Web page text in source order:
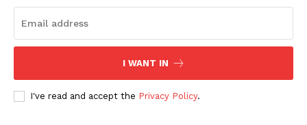
I WANT IN
I've read and accept the Privacy Policy.